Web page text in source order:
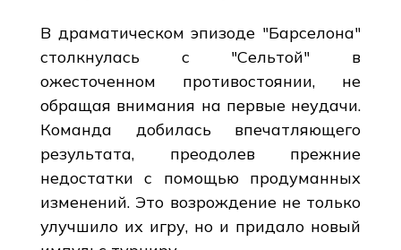
В драматическом эпизоде "Барселона"
столкнулась с "Сельтой" в
ожесточенном противостоянии, не
обращая внимания на первые неудачи.
Команда добилась впечатляющего
результата, преодолев прежние
недостатки с помощью продуманных
изменений. Это возрождение не только
улучшило их игру, но и придало новый